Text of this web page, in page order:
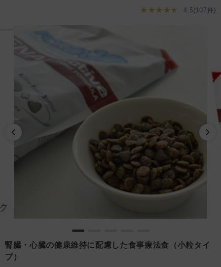
★★★★★ 4.5(107件)
腎臓・心臓の健康維持に配慮した食事療法食（小粒タイ
プ）